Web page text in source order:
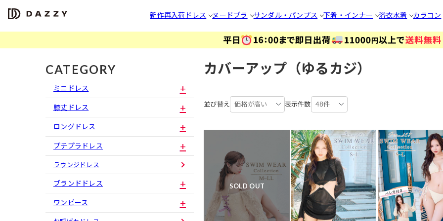
新作再入荷 ドレス ヌードブラ サンダル・パンプス 下着・インナー 浴衣水着 カラコン
CATEGORY
ミニドレス
膝丈ドレス
ロングドレス
プチプラドレス
ラウンジドレス
ブランドドレス
ワンピース
カバーアップ（ゆるカジ）
並び替え 価格が高い 表示件数 48件
SOLD OUT